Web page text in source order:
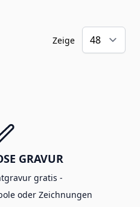
Zeige
GRAVUR
gratis -
oder Zeichnungen